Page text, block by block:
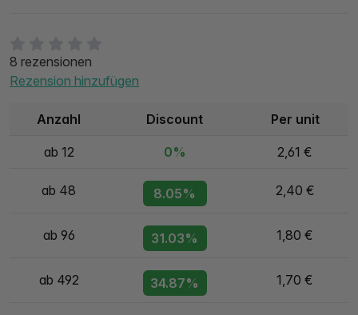
8 rezensionen
Rezension hinzufügen
Anzahl Discount Per unit
ab 12 0% 2,61 €
ab 48 8.05% 2,40 €
ab 96 31.03% 1,80 €
ab 492 34.87% 1,70 €